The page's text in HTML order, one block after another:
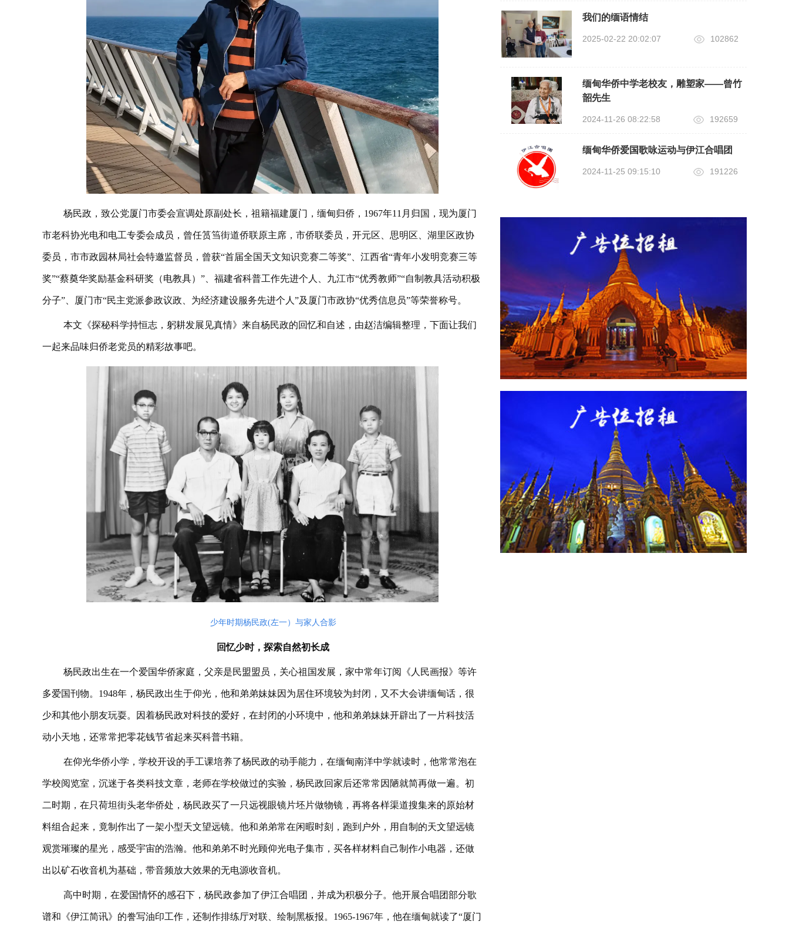
杨民政，致公党厦门市委会宣调处原副处长，祖籍福建厦门，缅甸归侨，1967年11月归国，现为厦门
市老科协光电和电工专委会成员，曾任筼筜街道侨联原主席，市侨联委员，开元区、思明区、湖里区政协
委员，市市政园林局社会特邀监督员，曾获“首届全国天文知识竞赛二等奖”、江西省“青年小发明竞赛三等
奖”“蔡奠华奖励基金科研奖（电教具）”、福建省科普工作先进个人、九江市“优秀教师”“自制教具活动积极
分子”、厦门市“民主党派参政议政、为经济建设服务先进个人”及厦门市政协“优秀信息员”等荣誉称号。
本文《探秘科学持恒志，躬耕发展见真情》来自杨民政的回忆和自述，由赵洁编辑整理，下面让我们
一起来品味归侨老党员的精彩故事吧。
少年时期杨民政(左一）与家人合影
回忆少时，探索自然初长成
杨民政出生在一个爱国华侨家庭，父亲是民盟盟员，关心祖国发展，家中常年订阅《人民画报》等许
多爱国刊物。1948年，杨民政出生于仰光，他和弟弟妹妹因为居住环境较为封闭，又不大会讲缅甸话，很
少和其他小朋友玩耍。因着杨民政对科技的爱好，在封闭的小环境中，他和弟弟妹妹开辟出了一片科技活
动小天地，还常常把零花钱节省起来买科普书籍。
在仰光华侨小学，学校开设的手工课培养了杨民政的动手能力，在缅甸南洋中学就读时，他常常泡在
学校阅览室，沉迷于各类科技文章，老师在学校做过的实验，杨民政回家后还常常因陋就简再做一遍。初
二时期，在只荷坦街头老华侨处，杨民政买了一只远视眼镜片坯片做物镜，再将各样渠道搜集来的原始材
料组合起来，竟制作出了一架小型天文望远镜。他和弟弟常在闲暇时刻，跑到户外，用自制的天文望远镜
观赏璀璨的星光，感受宇宙的浩瀚。他和弟弟不时光顾仰光电子集市，买各样材料自己制作小电器，还做
出以矿石收音机为基础，带音频放大效果的无电源收音机。
高中时期，在爱国情怀的感召下，杨民政参加了伊江合唱团，并成为积极分子。他开展合唱团部分歌
谱和《伊江简讯》的誊写油印工作，还制作排练厅对联、绘制黑板报。1965-1967年，他在缅甸就读了“厦门
我们的缅语情结
2025-02-22 20:02:07 102862
缅甸华侨中学老校友，雕塑家——曾竹
韶先生
2024-11-26 08:22:58 192659
缅甸华侨爱国歌咏运动与伊江合唱团
2024-11-25 09:15:10 191226